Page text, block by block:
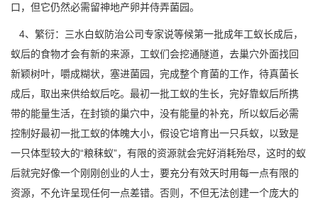
口，但它仍然必需留神地产卵并侍弄菌园。
4、繁衍：三水白蚁防治公司专家说等候第一批成年工蚁长成后，
蚁后的食物才会有新的来源，工蚁们会挖通隧道，去巢穴外面找回
新颖树叶，嚼成糊状，塞进菌园，完成整个育菌的工作，待真菌长
成后，取出来供给蚁后吃。最初一批工蚁的生长，完好靠蚁后所携
带的能量生活，在封锁的巢穴中，没有能量的补充，所以蚁后必需
控制好最初一批工蚁的体魄大小，假设它培育出一只兵蚁，以致是
一只体型较大的“粮秣蚁”，有限的资源就会完好消耗殆尽，这时的蚁
后就完好像一个刚刚创业的人士，要充分有效天时用每一点有限的
资源，不允许呈现任何一点差错。否则，不但无法创建一个庞大的